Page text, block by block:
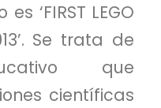
‘FIRST LEGO
Se trata de
que
científicas